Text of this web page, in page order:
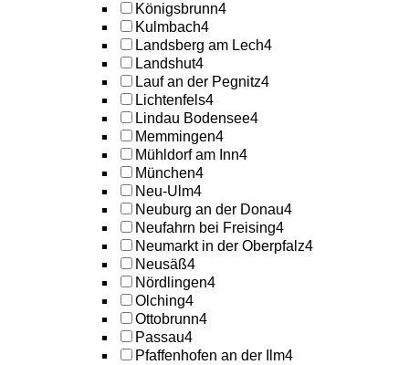
Königsbrunn4
Kulmbach4
Landsberg am Lech4
Landshut4
Lauf an der Pegnitz4
Lichtenfels4
Lindau Bodensee4
Memmingen4
Mühldorf am Inn4
München4
Neu-Ulm4
Neuburg an der Donau4
Neufahrn bei Freising4
Neumarkt in der Oberpfalz4
Neusäß4
Nördlingen4
Olching4
Ottobrunn4
Passau4
Pfaffenhofen an der Ilm4